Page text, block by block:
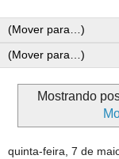
Mostrando
quinta-feira, 7 de